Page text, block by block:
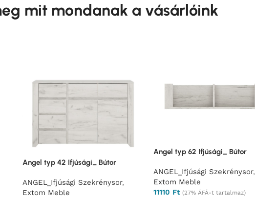
mit mondanak a vásárlóink
Angel typ 42 Ifjúsági_ Bútor
ANGEL_Ifjúsági Szekrénysor,
Extom Meble
Angel typ 62 Ifjúsági_ Bútor
ANGEL_Ifjúsági Szekrénysor,
Extom Meble
11110 Ft (27% ÁFÁ-t tartalmaz)